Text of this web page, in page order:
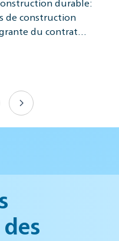
durable:
de construction
du contrat…